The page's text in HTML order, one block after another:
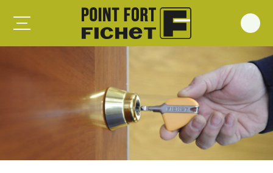
Foxeo HiS
Forges G375